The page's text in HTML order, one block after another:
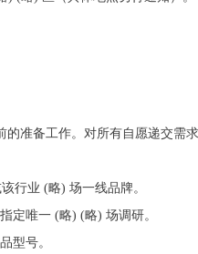
的准备工作。对所有自愿递交
行业 (略) 场一线品牌。
定唯一 (略) (略) 场调研。
型号。